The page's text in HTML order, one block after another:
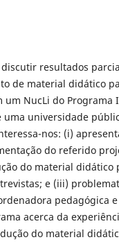
resultados
de material didático
um NucLi do Programa
uma universidade
nos: (i)
do referido
do material didático
e (iii)
pedagógica
acerca da
do material